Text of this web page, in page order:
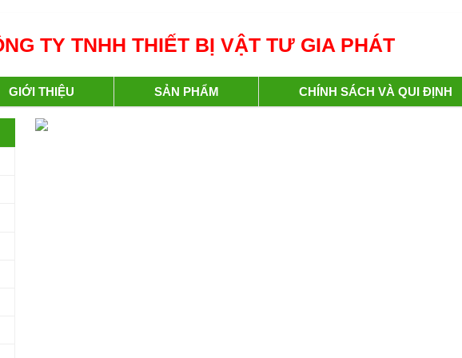
TY TNHH THIẾT BỊ VẬT TƯ GIA PHÁT
GIỚI THIỆU SẢN PHẨM CHÍNH SÁCH VÀ QUI ĐỊNH